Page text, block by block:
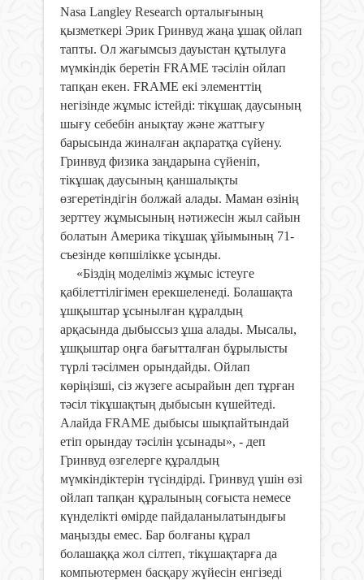
Nasa Langley Research орталығының
қызметкері Эрик Гринвуд жаңа ұшақ ойлап
тапты. Ол жағымсыз дауыстан құтылуға
мүмкіндік беретін FRAME тәсілін ойлап
тапқан екен. FRAME екі элементтің
негізінде жұмыс істейді: тікұшақ даусының
шығу себебін анықтау және жаттығу
барысында жиналған ақпаратқа сүйену.
Гринвуд физика заңдарына сүйеніп,
тікұшақ даусының қаншалықты
өзгеретіндігін болжай алады. Маман өзінің
зерттеу жұмысының нәтижесін жыл сайын
болатын Америка тікұшақ ұйымының 71-
съезінде көпшілікке ұсынды.
«Біздің моделіміз жұмыс істеуге
қабілеттілігімен ерекшеленеді. Болашақта
ұшқыштар ұсынылған құралдың
арқасында дыбыссыз ұша алады. Мысалы,
ұшқыштар оңға бағытталған бұрылысты
түрлі тәсілмен орындайды. Ойлап
көріңізші, сіз жүзеге асырайын деп тұрған
тәсіл тікұшақтың дыбысын күшейтеді.
Алайда FRAME дыбысы шықпайтындай
етіп орындау тәсілін ұсынады», - деп
Гринвуд өзгелерге құралдың
мүмкіндіктерін түсіндірді. Гринвуд үшін өзі
ойлап тапқан құралының соғыста немесе
күнделікті өмірде пайдаланылатындығы
маңызды емес. Бар болғаны құрал
болашаққа жол сілтеп, тікұшақтарға да
компьютермен басқару жүйесін енгізеді